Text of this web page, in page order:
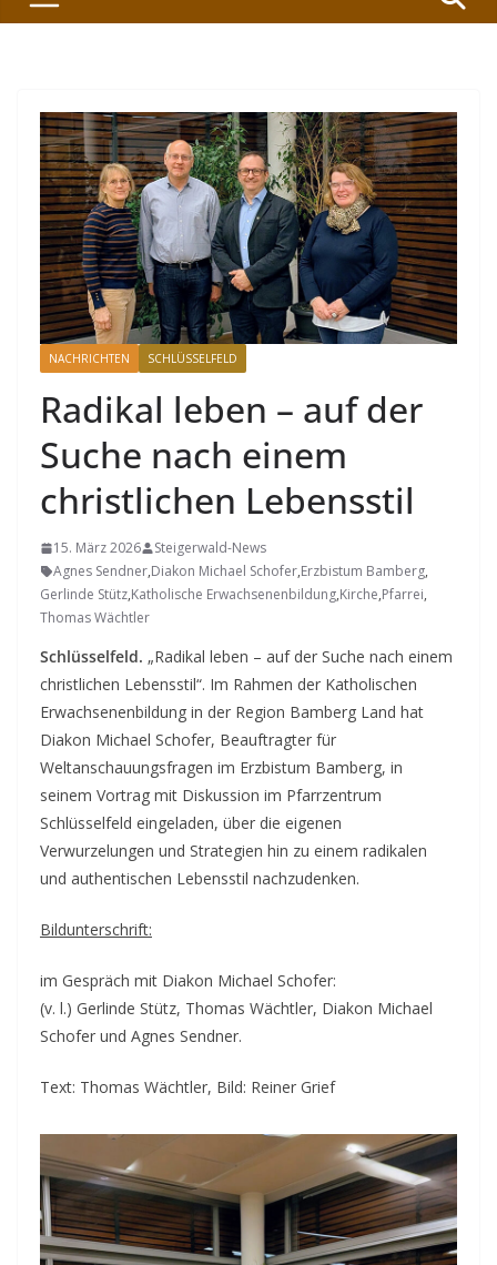
NACHRICHTEN SCHLÜSSELFELD
Radikal leben – auf der
Suche nach einem
christlichen Lebensstil
15. März 2026
Steigerwald-News
Agnes Sendner,Diakon Michael Schofer,Erzbistum Bamberg,
Gerlinde Stütz,Katholische Erwachsenenbildung,Kirche,Pfarrei,
Thomas Wächtler
Schlüsselfeld. „Radikal leben – auf der Suche nach einem
christlichen Lebensstil“. Im Rahmen der Katholischen
Erwachsenenbildung in der Region Bamberg Land hat
Diakon Michael Schofer, Beauftragter für
Weltanschauungsfragen im Erzbistum Bamberg, in
seinem Vortrag mit Diskussion im Pfarrzentrum
Schlüsselfeld eingeladen, über die eigenen
Verwurzelungen und Strategien hin zu einem radikalen
und authentischen Lebensstil nachzudenken.
Bildunterschrift:
im Gespräch mit Diakon Michael Schofer:
(v. l.) Gerlinde Stütz, Thomas Wächtler, Diakon Michael
Schofer und Agnes Sendner.
Text: Thomas Wächtler, Bild: Reiner Grief